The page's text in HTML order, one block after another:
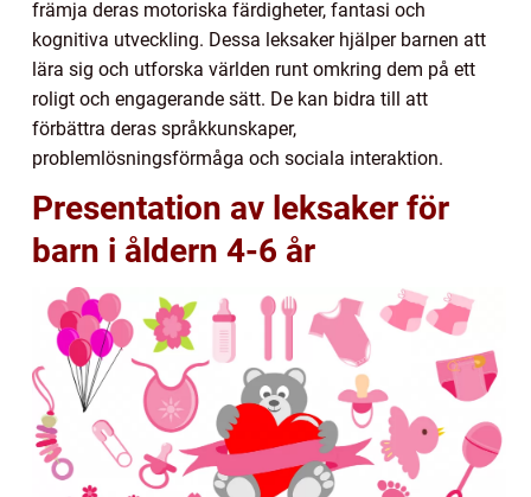
främja deras motoriska färdigheter, fantasi och
kognitiva utveckling. Dessa leksaker hjälper barnen att
lära sig och utforska världen runt omkring dem på ett
roligt och engagerande sätt. De kan bidra till att
förbättra deras språkkunskaper,
problemlösningsförmåga och sociala interaktion.
Presentation av leksaker för
barn i åldern 4-6 år